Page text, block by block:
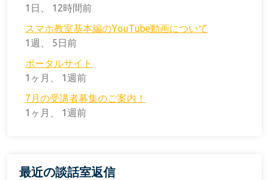
1日、 12時間前
スマホ教室基本編のYouTube動画について
1週、 5日前
ポータルサイト
1ヶ月、 1週前
7月の受講者募集のご案内！
1ヶ月、 1週前
最近の談話室返信